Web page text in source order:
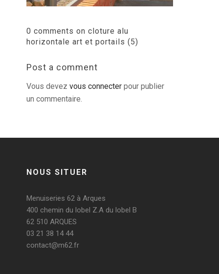
0 comments on cloture alu
horizontale art et portails (5)
Post a comment
Vous devez vous connecter pour publier
un commentaire.
NOUS SITUER
Menuiseries 62 à Arques
400 chemin du lobel Z.A du lobel B
62 510 ARQUES
03 21 38 14 44
contact@m62.fr